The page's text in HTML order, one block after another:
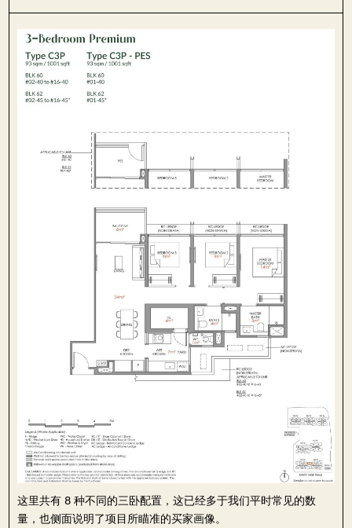
这里共有 8 种不同的三卧配置，这已经多于我们平时常见的数
量，也侧面说明了项目所瞄准的买家画像。